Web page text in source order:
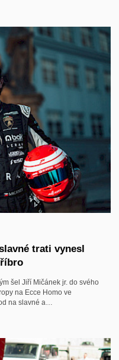
trati vynesl
šel Jiří Mičánek jr. do svého
na Ecce Homo ve
na slavné a…